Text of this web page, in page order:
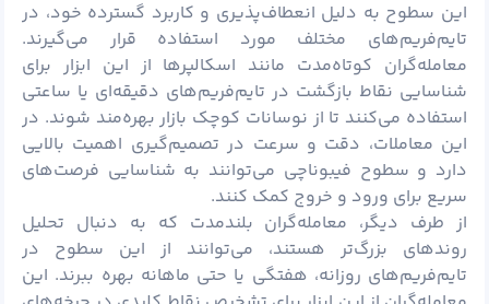
این سطوح به دلیل انعطاف‌پذیری و کاربرد گسترده خود، در
تایم‌فریم‌های مختلف مورد استفاده قرار می‌گیرند.
معامله‌گران کوتاه‌مدت مانند اسکالپرها از این ابزار برای
شناسایی نقاط بازگشت در تایم‌فریم‌های دقیقه‌ای یا ساعتی
استفاده می‌کنند تا از نوسانات کوچک بازار بهره‌مند شوند. در
این معاملات، دقت و سرعت در تصمیم‌گیری اهمیت بالایی
دارد و سطوح فیبوناچی می‌توانند به شناسایی فرصت‌های
سریع برای ورود و خروج کمک کنند.
از طرف دیگر، معامله‌گران بلندمدت که به دنبال تحلیل
روندهای بزرگ‌تر هستند، می‌توانند از این سطوح در
تایم‌فریم‌های روزانه، هفتگی یا حتی ماهانه بهره ببرند. این